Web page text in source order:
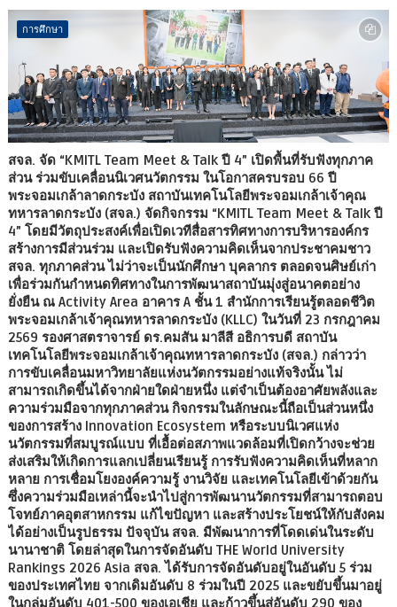
การศึกษา
สจล. จัด “KMITL Team Meet & Talk ปี 4” เปิดพื้นที่รับฟังทุกภาค
ส่วน ร่วมขับเคลื่อนนิเวศนวัตกรรม ในโอกาสครบรอบ 66 ปี
พระจอมเกล้าลาดกระบัง สถาบันเทคโนโลยีพระจอมเกล้าเจ้าคุณ
ทหารลาดกระบัง (สจล.) จัดกิจกรรม “KMITL Team Meet & Talk ปี
4” โดยมีวัตถุประสงค์เพื่อเปิดเวทีสื่อสารทิศทางการบริหารองค์กร
สร้างการมีส่วนร่วม และเปิดรับฟังความคิดเห็นจากประชาคมชาว
สจล. ทุกภาคส่วน ไม่ว่าจะเป็นนักศึกษา บุคลากร ตลอดจนศิษย์เก่า
เพื่อร่วมกันกำหนดทิศทางในการพัฒนาสถาบันมุ่งสู่อนาคตอย่าง
ยั่งยืน ณ Activity Area อาคาร A ชั้น 1 สำนักการเรียนรู้ตลอดชีวิต
พระจอมเกล้าเจ้าคุณทหารลาดกระบัง (KLLC) ในวันที่ 23 กรกฎาคม
2569 รองศาสตราจารย์ ดร.คมสัน มาลีสี อธิการบดี สถาบัน
เทคโนโลยีพระจอมเกล้าเจ้าคุณทหารลาดกระบัง (สจล.) กล่าวว่า
การขับเคลื่อนมหาวิทยาลัยแห่งนวัตกรรมอย่างแท้จริงนั้น ไม่
สามารถเกิดขึ้นได้จากฝ่ายใดฝ่ายหนึ่ง แต่จำเป็นต้องอาศัยพลังและ
ความร่วมมือจากทุกภาคส่วน กิจกรรมในลักษณะนี้ถือเป็นส่วนหนึ่ง
ของการสร้าง Innovation Ecosystem หรือระบบนิเวศแห่ง
นวัตกรรมที่สมบูรณ์แบบ ที่เอื้อต่อสภาพแวดล้อมที่เปิดกว้างจะช่วย
ส่งเสริมให้เกิดการแลกเปลี่ยนเรียนรู้ การรับฟังความคิดเห็นที่หลาก
หลาย การเชื่อมโยงองค์ความรู้ งานวิจัย และเทคโนโลยีเข้าด้วยกัน
ซึ่งความร่วมมือเหล่านี้จะนำไปสู่การพัฒนานวัตกรรมที่สามารถตอบ
โจทย์ภาคอุตสาหกรรม แก้ไขปัญหา และสร้างประโยชน์ให้กับสังคม
ได้อย่างเป็นรูปธรรม ปัจจุบัน สจล. มีพัฒนาการที่โดดเด่นในระดับ
นานาชาติ โดยล่าสุดในการจัดอันดับ THE World University
Rankings 2026 Asia สจล. ได้รับการจัดอันดับอยู่ในอันดับ 5 ร่วม
ของประเทศไทย จากเดิมอันดับ 8 ร่วมในปี 2025 และขยับขึ้นมาอยู่
ในกลุ่มอันดับ 401-500 ของเอเชีย และก้าวขึ้นสู่อันดับ 290 ของ